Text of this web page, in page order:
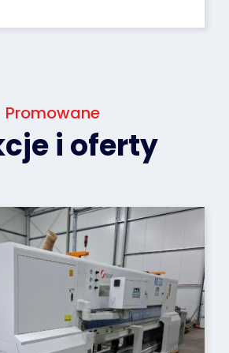
Promowane
i oferty